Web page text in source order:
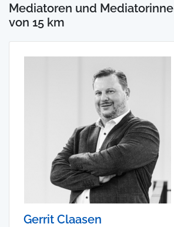
Mediatoren und
von 15 km
Gerrit Claasen